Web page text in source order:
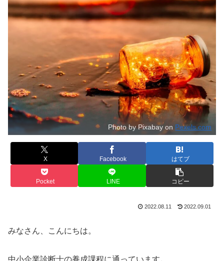
Photo by Pixabay on Pexels.com
X Facebook はてブ
Pocket LINE コピー
2022.08.11 2022.09.01
みなさん、こんにちは。
中小企業診断士の養成課程に通っています。